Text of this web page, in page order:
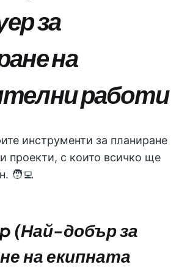
за
на
работи
инструменти за планиране
проекти, с които всичко ще
🧑‍💻
(Най-добър за
на екипната